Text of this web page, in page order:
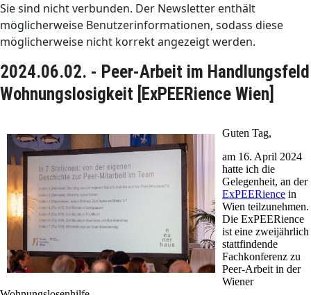
Sie sind nicht verbunden. Der Newsletter enthält
möglicherweise Benutzerinformationen, sodass diese
möglicherweise nicht korrekt angezeigt werden.
2024.06.02. - Peer-Arbeit im Handlungsfeld
Wohnungslosigkeit [ExPEERience Wien]